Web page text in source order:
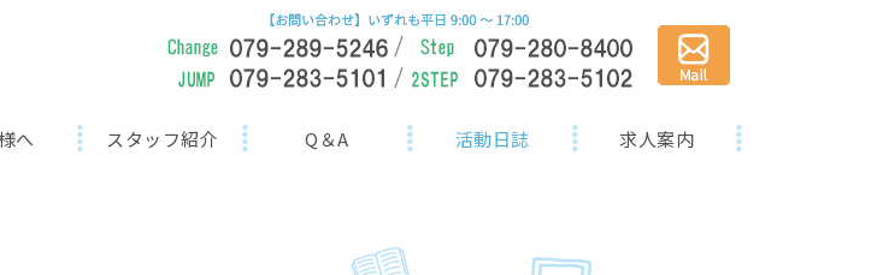
へ スタッフ紹介 Q＆A 活動日誌 求人案内